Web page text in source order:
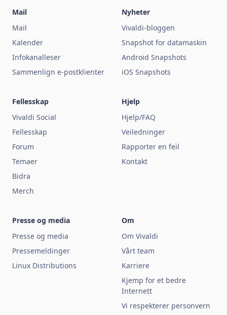
Mail
Mail
Kalender
Infokanalleser
Sammenlign e-postklienter
Nyheter
Vivaldi-bloggen
Snapshot for datamaskin
Android Snapshots
iOS Snapshots
Fellesskap
Vivaldi Social
Fellesskap
Forum
Temaer
Bidra
Merch
Hjelp
Hjelp/FAQ
Veiledninger
Rapporter en feil
Kontakt
Presse og media
Presse og media
Pressemeldinger
Linux Distributions
Om
Om Vivaldi
Vårt team
Karriere
Kjemp for et bedre
Internett
Vi respekterer personvern